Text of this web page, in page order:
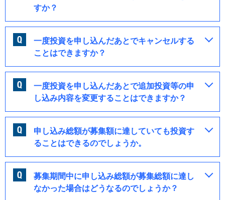
すか？
一度投資を申し込んだあとでキャンセルする
ことはできますか？
一度投資を申し込んだあとで追加投資等の申
し込み内容を変更することはできますか？
申し込み総額が募集額に達していても投資す
ることはできるのでしょうか。
募集期間中に申し込み総額が募集総額に達し
なかった場合はどうなるのでしょうか？